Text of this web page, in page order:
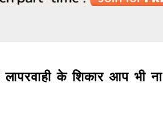
के शिकार आप भी ना